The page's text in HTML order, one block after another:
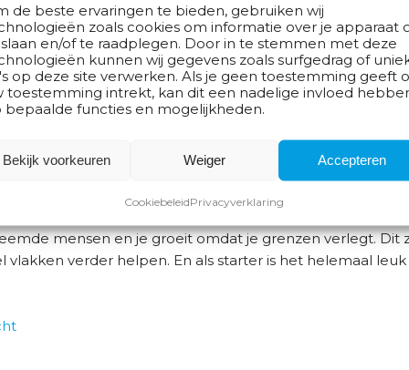
de beste ervaringen te bieden, gebruiken wij
zoals cookies om informatie over je apparaat
en/of te raadplegen. Door in te stemmen met deze
kunnen wij gegevens zoals surfgedrag of
op deze site verwerken. Als je geen toestemming geeft
toestemming intrekt, kan dit een nadelige invloed
bepaalde functies en mogelijkheden.
Accepteren
Weiger
Bekijk voorkeuren
CookiebeleidPrivacyverklaring
sport. Je hoeft niet heel goed te zijn in een sport,
beginners in een bepaalde sport. Onze
ware mee in de sportbeleving. Collegas sporten
ontstaat er een heel andere dynamiek. Medewerkers
leuk?
je continu in contact bent met mensen. Het heeft
mensen en je groeit omdat je grenzen verlegt. Dit
vlakken verder helpen. En als starter is het helemaal